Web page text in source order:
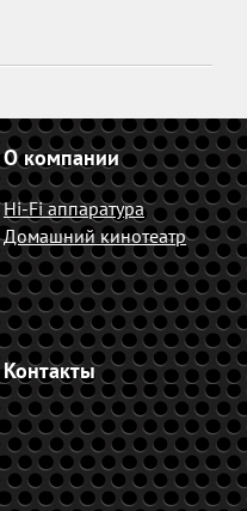
О компании
Hi-Fi аппаратура
Домашний кинотеатр
Контакты